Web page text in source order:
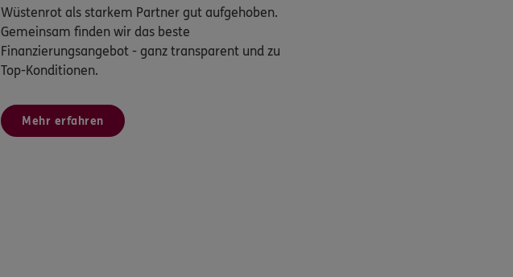
Wüstenrot als starkem Partner gut aufgehoben.
Gemeinsam finden wir das beste
Finanzierungsangebot - ganz transparent und zu
Top-Konditionen.
Mehr erfahren